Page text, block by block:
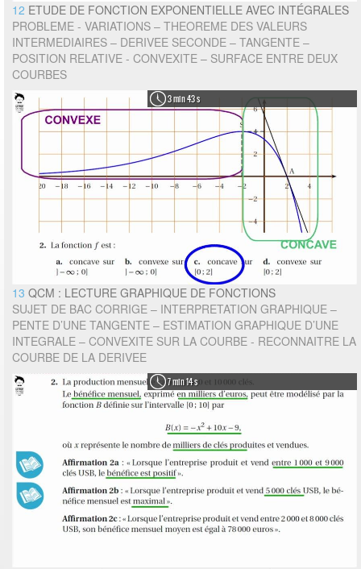
12 ETUDE DE FONCTION EXPONENTIELLE AVEC INTÉGRALES
PROBLEME - VARIATIONS – THEOREME DES VALEURS
INTERMEDIAIRES – DERIVEE SECONDE – TANGENTE –
POSITION RELATIVE - CONVEXITE – SURFACE ENTRE DEUX
COURBES
3 min 43 s
13 QCM : LECTURE GRAPHIQUE DE FONCTIONS
SUJET DE BAC CORRIGE – INTERPRETATION GRAPHIQUE –
PENTE D’UNE TANGENTE – ESTIMATION GRAPHIQUE D’UNE
INTEGRALE – CONVEXITE SUR LA COURBE - RECONNAITRE LA
COURBE DE LA DERIVEE
7 min 14 s